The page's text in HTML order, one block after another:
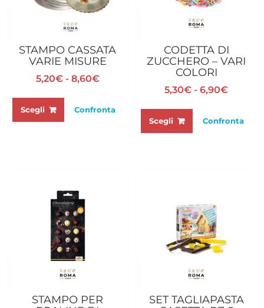
STAMPO CASSATA
VARIE MISURE
5,20€ - 8,60€Fascia
Scegli
prodotto
essere
scelte
nella
pagina
del
prodotto
Confronta
CODETTA DI
ZUCCHERO – VARI
COLORI
5,30€ - 6,90€Fascia
Scegli
prodotto
essere
scelte
nella
pagina
prodotto
Confronta
STAMPO PER
SET TAGLIAPASTA